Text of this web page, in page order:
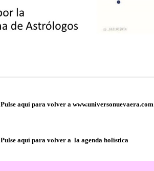
Pulse aquí para volver a www.universonuevaera.com
Pulse aquí para volver a la agenda holística